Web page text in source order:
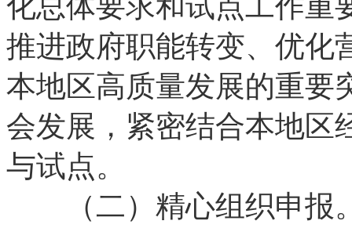
推进政府职能转变、优化
本地区高质量发展的重要
会发展，紧密结合本地区
与试点。
（二）精心组织申报